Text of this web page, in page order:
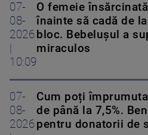
07-
08-
2026
10:09
O femeie
înainte să cadă de
bloc. Bebelușul a
miraculos
07-
08-
2026
Cum poți
de până la 7,5%.
pentru donatorii de